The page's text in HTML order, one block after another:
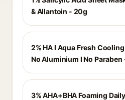
& Allantoin - 20g
2% HA I Aqua Fresh
No Aluminium I No Paraben
3% AHA+BHA Foaming